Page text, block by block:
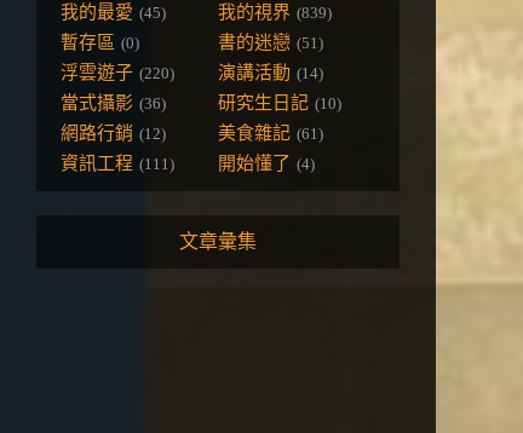
我的最愛 (45) 我的視界 (839)
暫存區 (0) 書的迷戀 (51)
浮雲遊子 (220) 演講活動 (14)
當式攝影 (36) 研究生日記 (10)
網路行銷 (12) 美食雜記 (61)
資訊工程 (111) 開始懂了 (4)
文章彙集